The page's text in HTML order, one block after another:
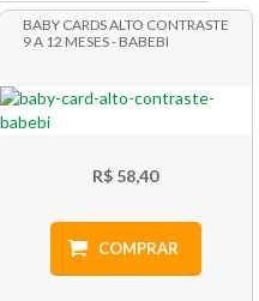
BABY CARDS ALTO CONTRASTE
9 A 12 MESES - BABEBI
R$ 58,40
COMPRAR